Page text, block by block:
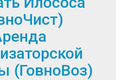
(ГовноВоз)